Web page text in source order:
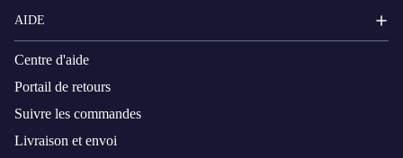
AIDE
Centre d'aide
Portail de retours
Suivre les commandes
Livraison et envoi